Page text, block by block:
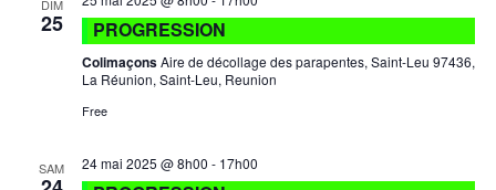
DIM
25 PROGRESSION
ColimaçonsAire de décollage des parapentes, Saint-Leu 97436,
La Réunion, Saint-Leu, Reunion
Free
SAM 24 mai 2025 @ 8h00 - 17h00